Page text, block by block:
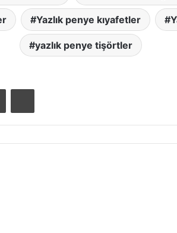
Yazlık penye kıyafetler
yazlık penye tişörtler
Messenger
Print